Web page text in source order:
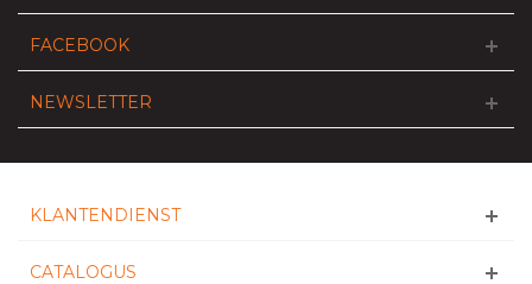
FACEBOOK
NEWSLETTER
KLANTENDIENST
CATALOGUS